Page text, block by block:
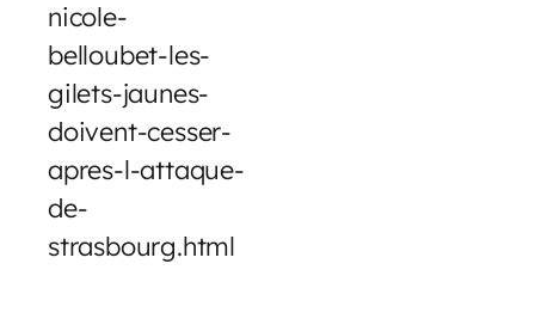
nicole-
belloubet-les-
gilets-jaunes-
doivent-cesser-
apres-l-attaque-
de-
strasbourg.html